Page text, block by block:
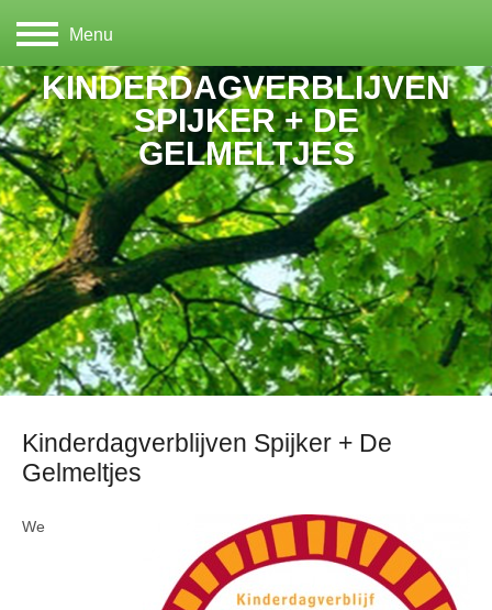
Menu
KINDERDAGVERBLIJVEN
SPIJKER + DE
GELMELTJES
Kinderdagverblijven Spijker + De
Gelmeltjes
We